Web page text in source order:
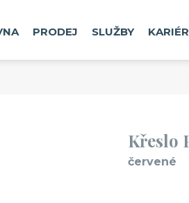
PRODEJ SLUŽBY
Křeslo
červené
také